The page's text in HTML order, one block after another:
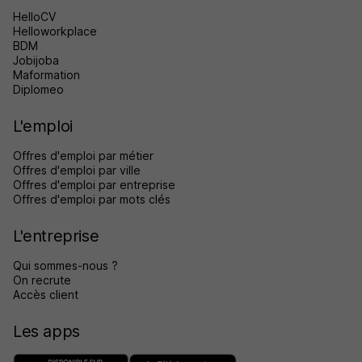
HelloCV
Helloworkplace
BDM
Jobijoba
Maformation
Diplomeo
L'emploi
Offres d'emploi par métier
Offres d'emploi par ville
Offres d'emploi par entreprise
Offres d'emploi par mots clés
L'entreprise
Qui sommes-nous ?
On recrute
Accès client
Les apps